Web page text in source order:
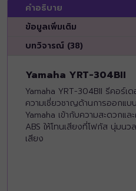
คำอธิบาย
ข้อมูลเพิ่มเติม
บทวิจารณ์ (38)
Yamaha YRT-304BII
Yamaha YRT-304BII รีคอร์เด
ความเชี่ยวชาญด้านการออกแ
Yamaha เข้ากับความสะดวกแ
ABS ให้โทนเสียงที่โฟกัส นุ่มน
เสียง